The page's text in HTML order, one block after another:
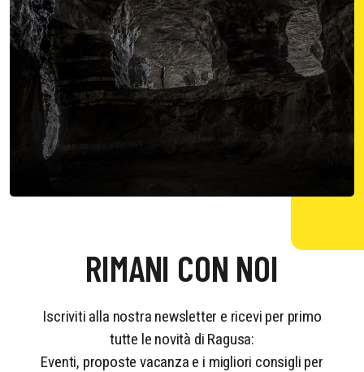
RIMANI CON NOI
Iscriviti alla nostra newsletter e ricevi per primo
tutte le novità di Ragusa:
Eventi, proposte vacanza e i migliori consigli per